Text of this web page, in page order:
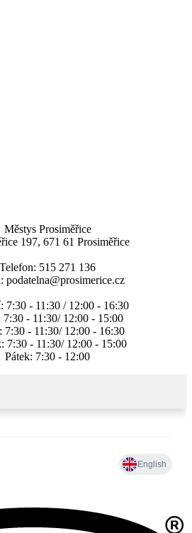
Městys Prosiměřice
197, 671 61 Prosiměřice
Telefon: 515 271 136
podatelna@prosimerice.cz
7:30 - 11:30 / 12:00 - 16:30
7:30 - 11:30/ 12:00 - 15:00
7:30 - 11:30/ 12:00 - 16:30
7:30 - 11:30/ 12:00 - 15:00
Pátek: 7:30 - 12:00